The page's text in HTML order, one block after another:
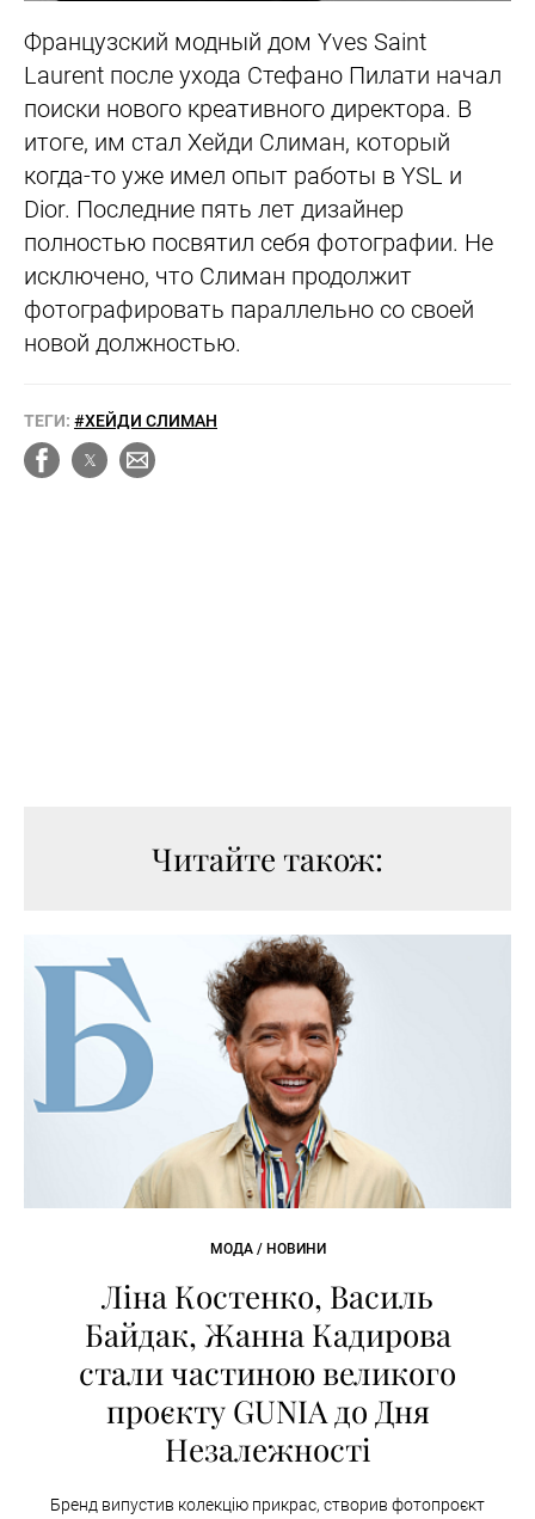
Французский модный дом Yves Saint
Laurent после ухода Стефано Пилати начал
поиски нового креативного директора. В
итоге, им стал Хейди Слиман, который
когда-то уже имел опыт работы в YSL и
Dior. Последние пять лет дизайнер
полностью посвятил себя фотографии. Не
исключено, что Слиман продолжит
фотографировать параллельно со своей
новой должностью.
ТЕГИ: #ХЕЙДИ СЛИМАН
Читайте також:
МОДА / НОВИНИ
Ліна Костенко, Василь
Байдак, Жанна Кадирова
стали частиною великого
проєкту GUNIA до Дня
Незалежності
Бренд випустив колекцію прикрас, створив фотопроєкт